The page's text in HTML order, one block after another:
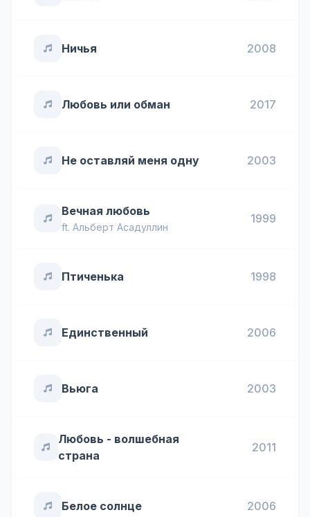
Ничья 2008
Любовь или обман 2017
Не оставляй меня одну 2003
Вечная любовь
ft. Альберт Асадуллин
1999
Птиченька 1998
Единственный 2006
Вьюга 2003
Любовь - волшебная
страна
2011
Белое солнце 2006